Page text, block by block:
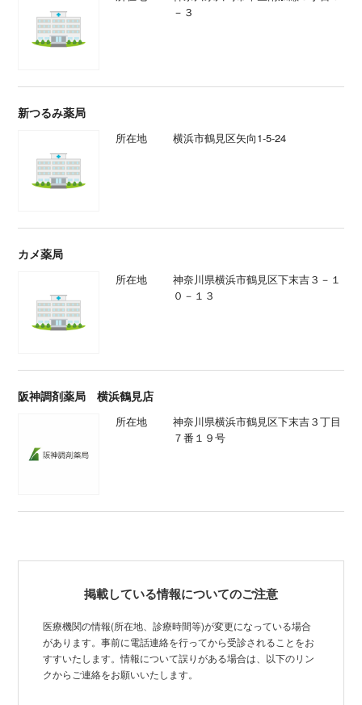
－３
新つるみ薬局
所在地 横浜市鶴見区矢向1-5-24
カメ薬局
所在地
神奈川県横浜市鶴見区下末吉３－１
０－１３
阪神調剤薬局 横浜鶴見店
所在地
神奈川県横浜市鶴見区下末吉３丁目
７番１９号
掲載している情報についてのご注意
医療機関の情報(所在地、診療時間等)が変更になっている場合
があります。事前に電話連絡を行ってから受診されることをお
すすいたします。情報について誤りがある場合は、以下のリン
クからご連絡をお願いいたします。